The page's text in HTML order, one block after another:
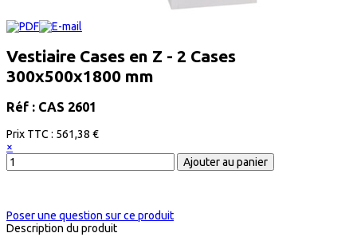
Vestiaire Cases en Z - 2 Cases
300x500x1800 mm
Réf : CAS 2601
Prix ​​TTC : 561,38 €
×
Poser une question sur ce produit
Description du produit